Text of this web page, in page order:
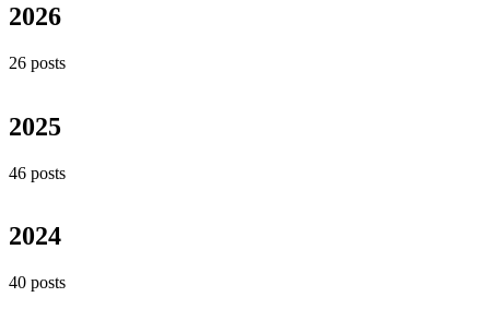
2026
26 posts
2025
46 posts
2024
40 posts